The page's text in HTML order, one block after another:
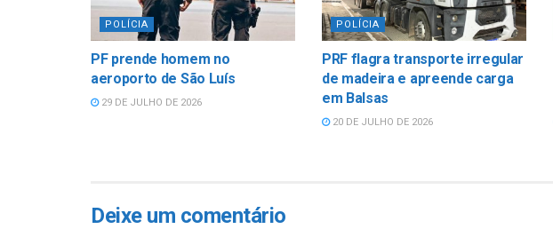
POLÍCIA
PF prende homem no
aeroporto de São Luís
29 DE JULHO DE 2026
POLÍCIA
PRF flagra transporte irregular
de madeira e apreende carga
em Balsas
20 DE JULHO DE 2026
Deixe um comentário